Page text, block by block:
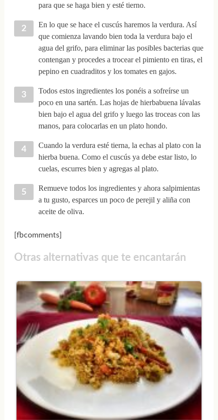
para que se haga bien y esté tierno.
En lo que se hace el cuscús haremos la verdura. Así
que comienza lavando bien toda la verdura bajo el
agua del grifo, para eliminar las posibles bacterias que
contengan y procedes a trocear el pimiento en tiras, el
pepino en cuadraditos y los tomates en gajos.
Todos estos ingredientes los ponéis a sofreírse un
poco en una sartén. Las hojas de hierbabuena lávalas
bien bajo el agua del grifo y luego las troceas con las
manos, para colocarlas en un plato hondo.
Cuando la verdura esté tierna, la echas al plato con la
hierba buena. Como el cuscús ya debe estar listo, lo
cuelas, escurres bien y agregas al plato.
Remueve todos los ingredientes y ahora salpimientas
a tu gusto, esparces un poco de perejil y aliña con
aceite de oliva.
[fbcomments]
Otras alternativas que te encantarán